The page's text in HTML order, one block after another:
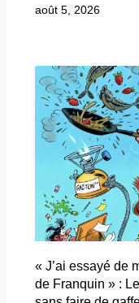
août 5, 2026
« J’ai essayé de
de Franquin » :